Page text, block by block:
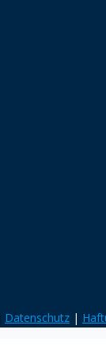
Datenschutz |